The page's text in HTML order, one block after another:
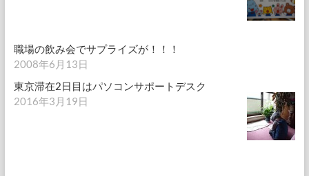
職場の飲み会でサプライズが！！！
2008年6月13日
東京滞在2日目はパソコンサポートデスク
2016年3月19日